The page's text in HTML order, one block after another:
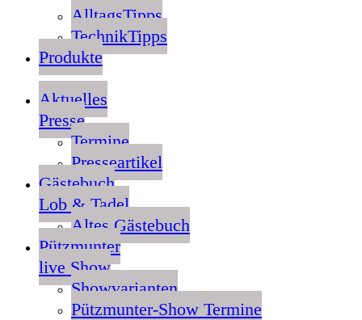
AlltagsTipps
TechnikTipps
Produkte
Aktuelles
Presse
Termine
Presseartikel
Gästebuch
Lob & Tadel
Altes Gästebuch
Pützmunter
live Show
Showvarianten
Pützmunter-Show Termine